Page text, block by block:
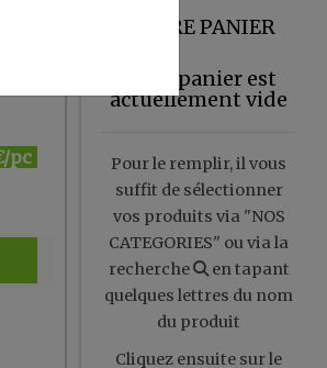
pc
VOTRE PANIER
Votre panier est
actuellement vide
Pour le remplir, il vous
suffit de sélectionner
vos produits via "NOS
CATEGORIES" ou via la
recherche
en tapant
quelques lettres du nom
du produit
Cliquez ensuite sur le